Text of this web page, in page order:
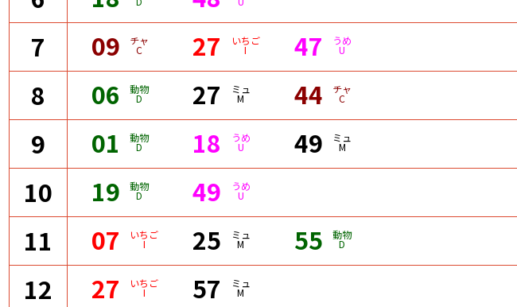
7 09 チャ
C 27 いちご
I 47 うめ
U
8 06 動物
D 27 ミュ
M 44 チャ
C
9 01 動物
D 18 うめ
U 49 ミュ
M
10 19 動物
D 49 うめ
U
11 07 いちご
I 25 ミュ
M 55 動物
D
12 27 いちご
I 57 ミュ
M